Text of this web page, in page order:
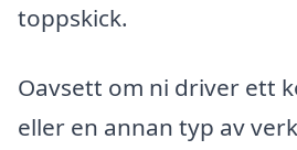
toppskick.
Oavsett om ni driver ett
eller en annan typ av